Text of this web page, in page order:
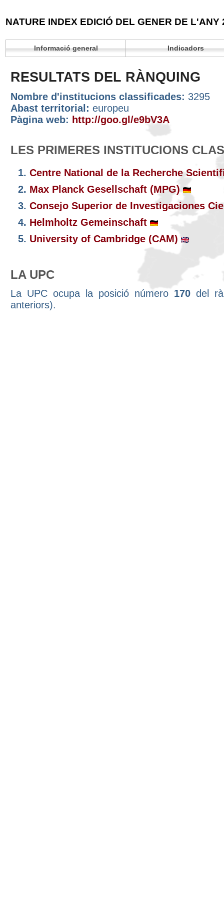
NATURE INDEX EDICIÓ DEL GENER DE L'ANY
Informació general Indicadors
RESULTATS DEL RÀNQUING
Nombre d'institucions classificades: 3295
Abast territorial: europeu
Pàgina web: http://goo.gl/e9bV3A
LES PRIMERES INSTITUCIONS
1. Centre National de la Recherche
2. Max Planck Gesellschaft (MPG)
3. Consejo Superior de Investigaciones
4. Helmholtz Gemeinschaft
5. University of Cambridge (CAM)
LA UPC
La UPC ocupa la posició número 170del
anteriors).